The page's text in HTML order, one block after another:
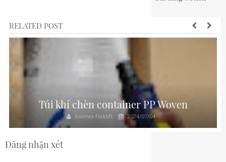
RELATED POST
Túi khí chèn container PP Woven
Animex Forklift 2024/07/04
Đăng nhận xét